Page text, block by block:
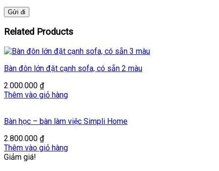
Related Products
Bàn đôn lớn đặt cạnh sofa, có sẵn 2 màu
2.000.000 ₫
Thêm vào giỏ hàng
Bàn học – bàn làm việc Simpli Home
2.800.000 ₫
Thêm vào giỏ hàng
Giảm giá!